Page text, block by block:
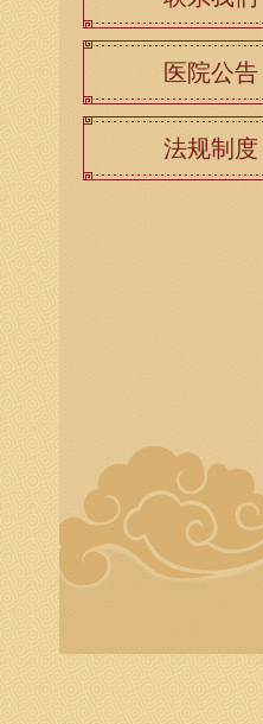
医院公告
法规制度